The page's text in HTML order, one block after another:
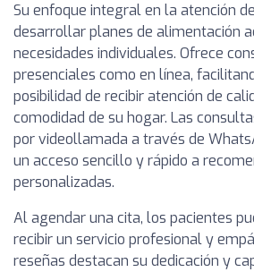
Su enfoque integral en la atención
desarrollar planes de alimentación
necesidades individuales. Ofrece
presenciales como en línea,
posibilidad de recibir atención de
comodidad de su hogar. Las
por videollamada a través de
un acceso sencillo y rápido a
personalizadas.
Al agendar una cita, los pacientes
recibir un servicio profesional y
reseñas destacan su dedicación y